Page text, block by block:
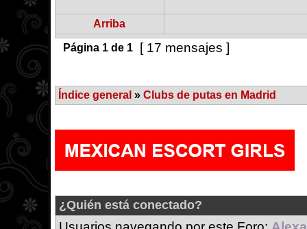
Arriba
Página 1de 1 [ 17 mensajes ]
Índice general » Clubs de putas en Madrid
¿Quién está conectado?